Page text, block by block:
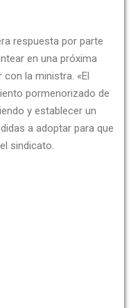
respuesta por parte
en una próxima
la ministra. «El
pormenorizado de
y establecer un
a adoptar para que
sindicato.